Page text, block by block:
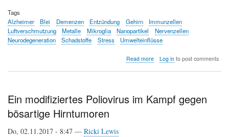
Tags
Alzheimer
Blei Demenzen Entzündung Gehirn
Immunzellen
Luftverschmutzung
Metalle Mikroglia Nanopartikel
Nervenzellen
Neurodegeneration
Schadstoffe Stress Umwelteinflüsse
Read moreabout
auf
Log into post comments
Ein modifiziertes Poliovirus im Kampf gegen
bösartige Hirntumoren
Do, 02.11.2017 - 8:47 — Ricki Lewis